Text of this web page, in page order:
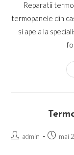
Reparatii
termopanele din
si apela la
Postadmin
Postmai